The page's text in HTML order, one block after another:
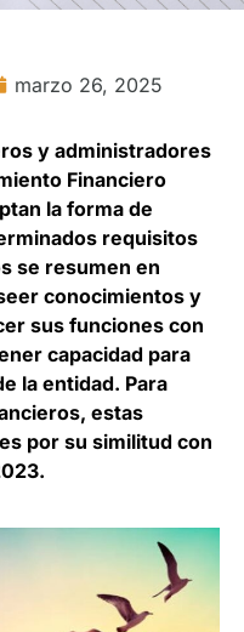
marzo 26, 2025
y administradores
Financiero
la forma de
requisitos
se resumen en
conocimientos y
sus funciones con
capacidad para
la entidad. Para
estas
por su similitud con